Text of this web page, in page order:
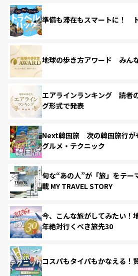
準備も滞在もスマートに！
地球の歩き方アワード みん
エアラインランキング 読者
グ形式で発表
Next韓国旅 次の韓国旅行が
グルメ・テクニック
旬な“あの人”が「旅」をテー
載 MY TRAVEL STORY
今、こんな旅がしてみたい！
年絶対行くべき旅先30
コスパもタイパもかなえる！